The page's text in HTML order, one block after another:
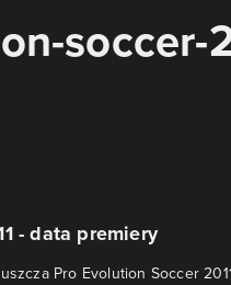
soccer-
- data premiery
Pro Evolution Soccer